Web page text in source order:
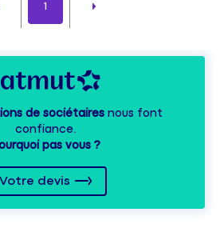
1
de sociétairesnous font
confiance.
pas vous ?
Votre devis